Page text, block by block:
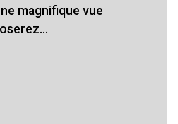
magnifique vue